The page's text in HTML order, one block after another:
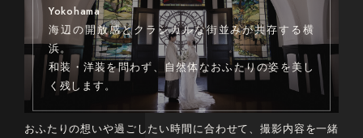
Yokohama
海辺の開放感とクラシカルな街並みが共存する横
浜。
和装・洋装を問わず、自然体なおふたりの姿を美し
く残します。
おふたりの想いや過ごしたい時間に合わせて、撮影内容を一緒